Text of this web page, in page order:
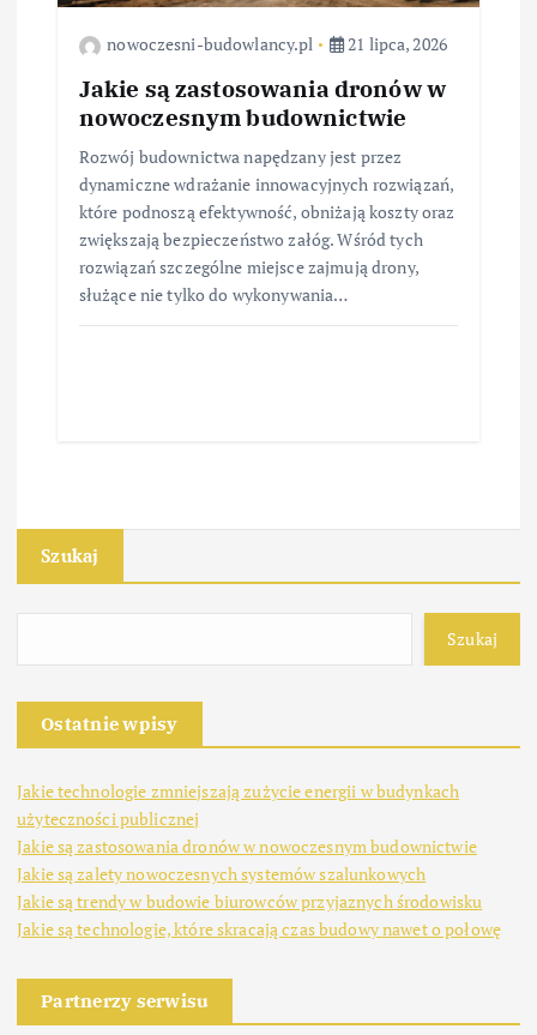
nowoczesni-budowlancy.pl 21 lipca, 2026
Jakie są zastosowania dronów w
nowoczesnym budownictwie
Rozwój budownictwa napędzany jest przez
dynamiczne wdrażanie innowacyjnych rozwiązań,
które podnoszą efektywność, obniżają koszty oraz
zwiększają bezpieczeństwo załóg. Wśród tych
rozwiązań szczególne miejsce zajmują drony,
służące nie tylko do wykonywania…
Szukaj
Szukaj
Ostatnie wpisy
Jakie technologie zmniejszają zużycie energii w budynkach
użyteczności publicznej
Jakie są zastosowania dronów w nowoczesnym budownictwie
Jakie są zalety nowoczesnych systemów szalunkowych
Jakie są trendy w budowie biurowców przyjaznych środowisku
Jakie są technologie, które skracają czas budowy nawet o połowę
Partnerzy serwisu